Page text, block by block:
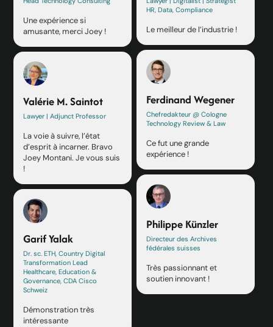
Une expérience si
amusante, merci Joey !
HR, Data, Compliance
Le meilleur de l’industrie !
Valérie M. Saintot
Lawyer | Adjunct Professor
La voie à suivre, l’état
d’esprit à incarner. Bravo
Joey Montani. Je vous suis
!
Ferdinand Wegener
Chefredakteur @ Cologne
Technology Review & Law
Ce fut une grande
expérience !
Garif Yalak
Dr. sc. ETH, Country Digital
Transformation Lead
Healthcare, Education &
Governance, CDA Cisco
Schweiz
Démonstration très
intéressante
Philippe Künzler
Directeur des Archives
fédérales suisses
Très passionnant et
soutien innovant !